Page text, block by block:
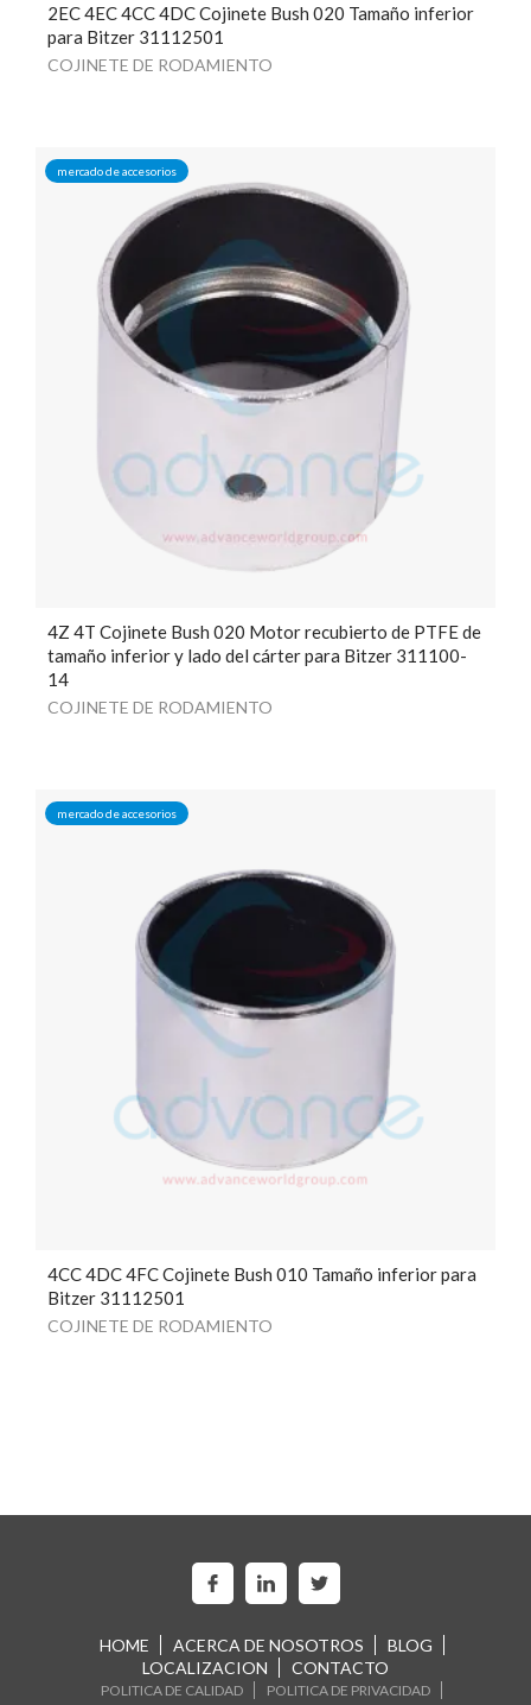
2EC 4EC 4CC 4DC Cojinete Bush 020 Tamaño inferior
para Bitzer 31112501
COJINETE DE RODAMIENTO
mercado de accesorios
4Z 4T Cojinete Bush 020 Motor recubierto de PTFE de
tamaño inferior y lado del cárter para Bitzer 311100-
14
COJINETE DE RODAMIENTO
mercado de accesorios
4CC 4DC 4FC Cojinete Bush 010 Tamaño inferior para
Bitzer 31112501
COJINETE DE RODAMIENTO
HOME ACERCA DE NOSOTROS
BLOG
LOCALIZACION
CONTACTO
POLITICA DE CALIDAD
POLITICA DE PRIVACIDAD